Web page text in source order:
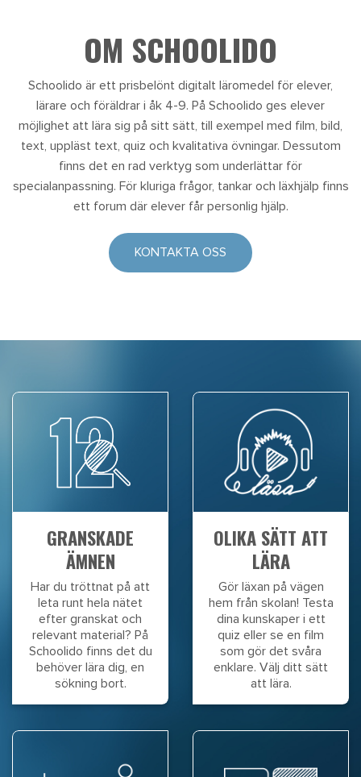
OM SCHOOLIDO
Schoolido är ett prisbelönt digitalt läromedel för elever,
lärare och föräldrar i åk 4-9. På Schoolido ges elever
möjlighet att lära sig på sitt sätt, till exempel med film, bild,
text, uppläst text, quiz och kvalitativa övningar. Dessutom
finns det en rad verktyg som underlättar för
specialanpassning. För kluriga frågor, tankar och läxhjälp finns
ett forum där elever får personlig hjälp.
KONTAKTA OSS
GRANSKADE
ÄMNEN
Har du tröttnat på att
leta runt hela nätet
efter granskat och
relevant material? På
Schoolido finns det du
behöver lära dig, en
sökning bort.
OLIKA SÄTT ATT
LÄRA
Gör läxan på vägen
hem från skolan! Testa
dina kunskaper i ett
quiz eller se en film
som gör det svåra
enklare. Välj ditt sätt
att lära.